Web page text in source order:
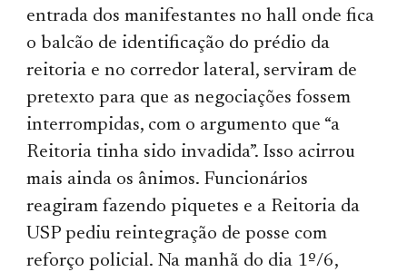
entrada dos manifestantes no hall onde fica
o balcão de identificação do prédio da
reitoria e no corredor lateral, serviram de
pretexto para que as negociações fossem
interrompidas, com o argumento que “a
Reitoria tinha sido invadida”. Isso acirrou
mais ainda os ânimos. Funcionários
reagiram fazendo piquetes e a Reitoria da
USP pediu reintegração de posse com
reforço policial. Na manhã do dia 1º/6,